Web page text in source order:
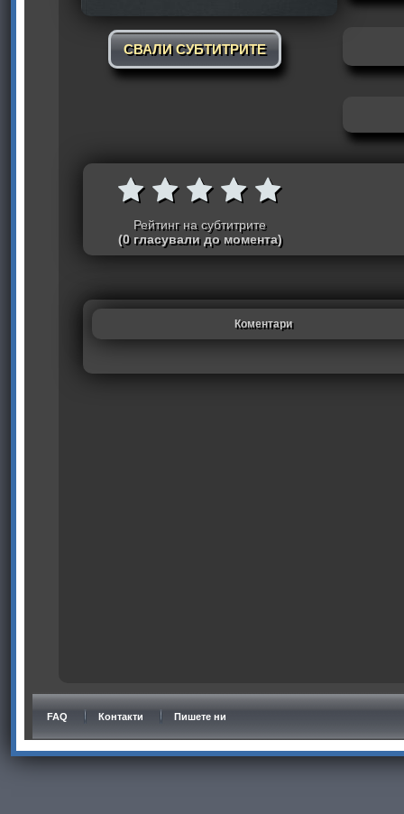
СВАЛИ СУБТИТРИТЕ
Рейтинг на субтитрите
(0 гласували до момента)
Коментари
FAQ Контакти Пишете ни